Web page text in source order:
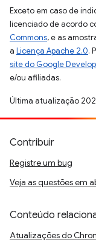
Exceto em caso de
licenciado de acordo
Commons, e as
a Licença Apache 2.0.
site do Google
e/ou afiliadas.
Última atualização
Contribuir
Registre um bug
Veja as questões em
Conteúdo
Atualizações do